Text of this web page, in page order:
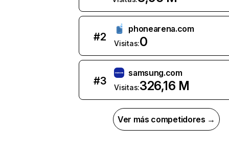
#2
phonearena.com
Visitas:0
#3
samsung.com
Visitas:326,16 M
Ver más competidores →